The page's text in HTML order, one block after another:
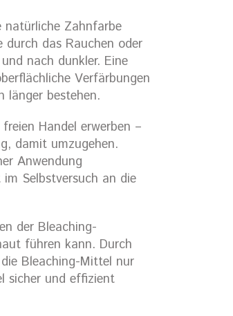
Zahnfarbe
durch das Rauchen oder
nach dunkler. Eine
Verfärbungen
länger bestehen.
Handel erwerben –
damit umzugehen.
Anwendung
Selbstversuch an die
der Bleaching-
führen kann. Durch
Bleaching-Mittel nur
sicher und effizient